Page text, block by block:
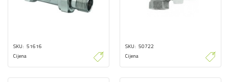
SKU 51616
Cijena
SKU 50722
Cijena